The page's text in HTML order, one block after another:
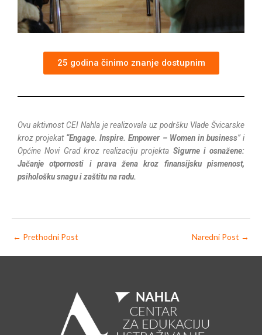
25 godina činimo znanje dostupnim
Ovu aktivnost CEI Nahla je realizovala uz podršku Vlade Švicarske
kroz projekat “Engage. Inspire. Empower – Women in business” i
Općine Novi Grad kroz realizaciju projekta Sigurne i osnažene:
Jačanje otpornosti i prava žena kroz finansijsku pismenost,
psihološku snagu i zaštitu na radu.
← Prethodni Post Naredni Post →